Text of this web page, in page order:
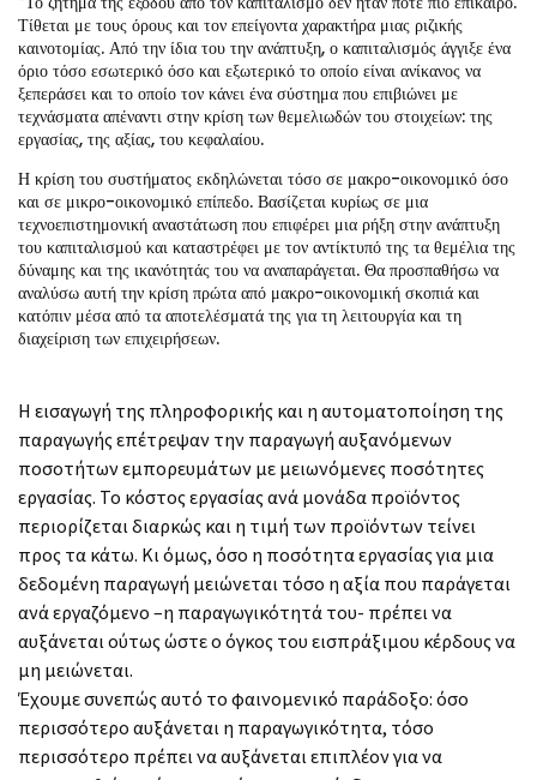
Τίθεται με τους όρους και τον επείγοντα χαρακτήρα μιας ριζικής
καινοτομίας. Από την ίδια του την ανάπτυξη, ο καπιταλισμός άγγιξε ένα
όριο τόσο εσωτερικό όσο και εξωτερικό το οποίο είναι ανίκανος να
ξεπεράσει και το οποίο τον κάνει ένα σύστημα που επιβιώνει με
τεχνάσματα απέναντι στην κρίση των θεμελιωδών του στοιχείων: της
εργασίας, της αξίας, του κεφαλαίου.
Η κρίση του συστήματος εκδηλώνεται τόσο σε μακρο-οικονομικό όσο
και σε μικρο-οικονομικό επίπεδο. Βασίζεται κυρίως σε μια
τεχνοεπιστημονική αναστάτωση που επιφέρει μια ρήξη στην ανάπτυξη
του καπιταλισμού και καταστρέφει με τον αντίκτυπό της τα θεμέλια της
δύναμης και της ικανότητάς του να αναπαράγεται. Θα προσπαθήσω να
αναλύσω αυτή την κρίση πρώτα από μακρο-οικονομική σκοπιά και
κατόπιν μέσα από τα αποτελέσματά της για τη λειτουργία και τη
διαχείριση των επιχειρήσεων.
Η εισαγωγή της πληροφορικής και η αυτοματοποίηση της
παραγωγής επέτρεψαν την παραγωγή αυξανόμενων
ποσοτήτων εμπορευμάτων με μειωνόμενες ποσότητες
εργασίας. Το κόστος εργασίας ανά μονάδα προϊόντος
περιορίζεται διαρκώς και η τιμή των προϊόντων τείνει
προς τα κάτω. Κι όμως, όσο η ποσότητα εργασίας για μια
δεδομένη παραγωγή μειώνεται τόσο η αξία που παράγεται
ανά εργαζόμενο –η παραγωγικότητά του- πρέπει να
αυξάνεται ούτως ώστε ο όγκος του εισπράξιμου κέρδους να
μη μειώνεται.
Έχουμε συνεπώς αυτό το φαινομενικό παράδοξο: όσο
περισσότερο αυξάνεται η παραγωγικότητα, τόσο
περισσότερο πρέπει να αυξάνεται επιπλέον για να